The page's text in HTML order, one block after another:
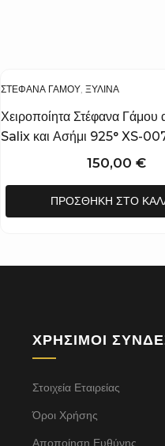
ΣΤΈΦΑΝΑ ΓΆΜΟΥ ΞΎΛΙΝΑ
Χειροποίητα Στέφανα
Salix και Ασήμι 925° XS-
150,00 €
ΠΡΟΣΘΉΚΗ ΣΤΟ
ΧΡΉΣΙΜΟΙ
Στοιχεία Εταιρείας
Όροι Χρήσης
Αποποίηση Ευθύνης